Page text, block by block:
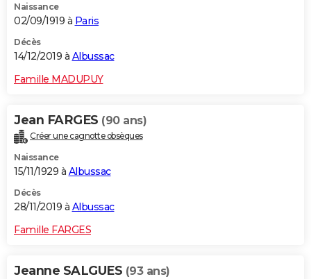
Naissance
02/09/1919 à Paris
Décès
14/12/2019 à Albussac
Famille MADUPUY
Jean FARGES (90 ans)
Créer une cagnotte obsèques
Naissance
15/11/1929 à Albussac
Décès
28/11/2019 à Albussac
Famille FARGES
Jeanne SALGUES (93 ans)